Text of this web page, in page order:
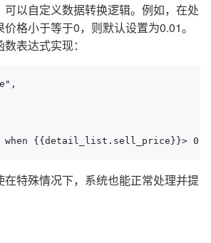
以自定义数据转换逻辑。例如，在处
格小于等于0，则默认设置为0.01。
表达式实现：
when {{detail_list.sell_price}}>
特殊情况下，系统也能正常处理并提